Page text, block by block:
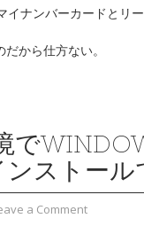
イナンバーカードとリ
から仕方ない。
で
ンストール
a Comment